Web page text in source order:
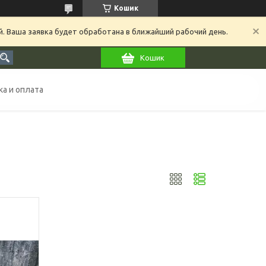
Кошик
Ваша заявка будет обработана в ближайший рабочий день.
Кошик
и оплата